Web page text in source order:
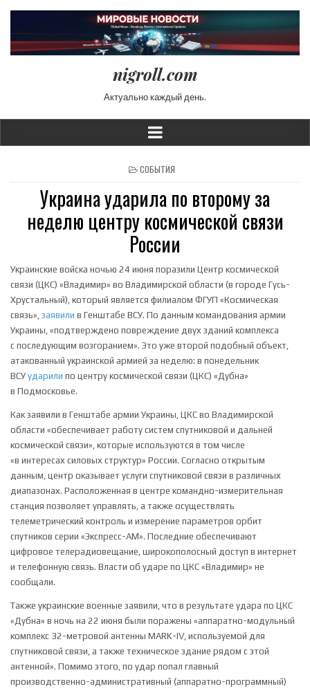
nigroll.com
Актуально каждый день.
POSTED IN
СОБЫТИЯ
Украина ударила по второму за
неделю центру космической связи
России
Украинские войска ночью 24 июня поразили Центр космической
связи (ЦКС) «Владимир» во Владимирской области (в городе Гусь-
Хрустальный), который является филиалом ФГУП «Космическая
связь», заявили в Генштабе ВСУ. По данным командования армии
Украины, «подтверждено повреждение двух зданий комплекса
с последующим возгоранием». Это уже второй подобный объект,
атакованный украинской армией за неделю: в понедельник
ВСУ ударили по центру космической связи (ЦКС) «Дубна»
в Подмосковье.
Как заявили в Генштабе армии Украины, ЦКС во Владимирской
области «обеспечивает работу систем спутниковой и дальней
космической связи», которые используются в том числе
«в интересах силовых структур» России. Согласно открытым
данным, центр оказывает услуги спутниковой связи в различных
диапазонах. Расположенная в центре командно-измерительная
станция позволяет управлять, а также осуществлять
телеметрический контроль и измерение параметров орбит
спутников серии «Экспресс-АМ». Последние обеспечивают
цифровое телерадиовещание, широкополосный доступ в интернет
и телефонную связь. Власти об ударе по ЦКС «Владимир» не
сообщали.
Также украинские военные заявили, что в результате удара по ЦКС
«Дубна» в ночь на 22 июня были поражены «аппаратно-модульный
комплекс 32-метровой антенны MARK-IV, используемой для
спутниковой связи, а также техническое здание рядом с этой
антенной». Помимо этого, по удар попал главный
производственно-административный (аппаратно-программный)